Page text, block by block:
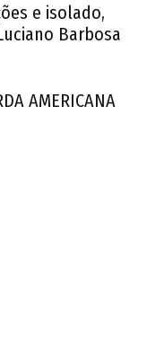
e isolado,
Barbosa
AMERICANA